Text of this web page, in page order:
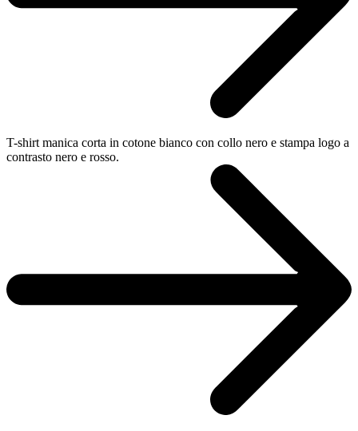
T-shirt manica corta in cotone bianco con collo nero e stampa logo a
contrasto nero e rosso.